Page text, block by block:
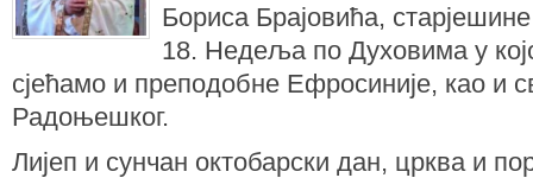
Бориса Брајовића,
18. Недеља по Духовима у
сјећамо и преподобне Ефросиније, као и
Радоњешког.
Лијеп и сунчан октобарски дан, црква и